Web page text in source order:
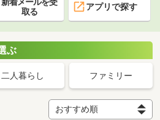
取る
アプリで探す
ぶ
二人暮らし ファミリー